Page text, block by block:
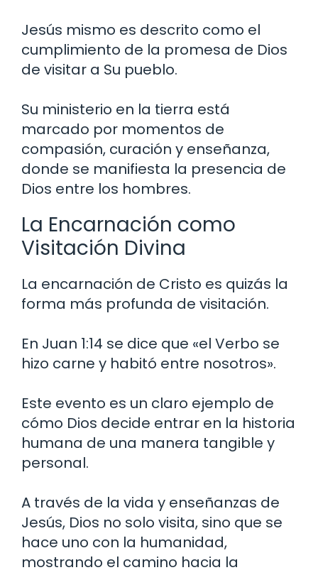
Jesús mismo es descrito como el
cumplimiento de la promesa de Dios
de visitar a Su pueblo.
Su ministerio en la tierra está
marcado por momentos de
compasión, curación y enseñanza,
donde se manifiesta la presencia de
Dios entre los hombres.
La Encarnación como
Visitación Divina
La encarnación de Cristo es quizás la
forma más profunda de visitación.
En Juan 1:14 se dice que «el Verbo se
hizo carne y habitó entre nosotros».
Este evento es un claro ejemplo de
cómo Dios decide entrar en la historia
humana de una manera tangible y
personal.
A través de la vida y enseñanzas de
Jesús, Dios no solo visita, sino que se
hace uno con la humanidad,
mostrando el camino hacia la